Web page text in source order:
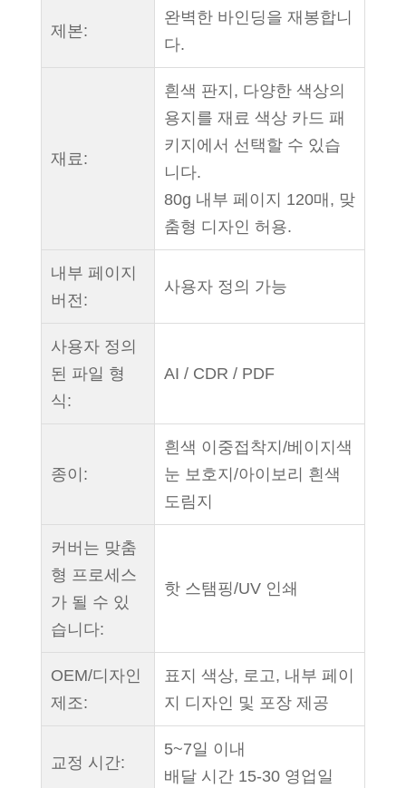
제본:
완벽한 바인딩을 재봉합니
다.
재료:
흰색 판지, 다양한 색상의
용지를 재료 색상 카드 패
키지에서 선택할 수 있습
니다.
80g 내부 페이지 120매, 맞
춤형 디자인 허용.
내부 페이지
버전:
사용자 정의 가능
사용자 정의
된 파일 형
식:
AI / CDR / PDF
종이:
흰색 이중접착지/베이지색
눈 보호지/아이보리 흰색
도림지
커버는 맞춤
형 프로세스
가 될 수 있
습니다:
핫 스탬핑/UV 인쇄
OEM/디자인
제조:
표지 색상, 로고, 내부 페이
지 디자인 및 포장 제공
교정 시간:
5~7일 이내
배달 시간 15-30 영업일